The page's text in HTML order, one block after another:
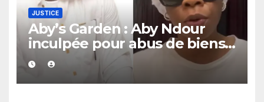
JUSTICE
Aby’s Garden : Aby Ndour
inculpée pour abus de biens
sociaux dans une affaire
portant sur 420 millions FCFA